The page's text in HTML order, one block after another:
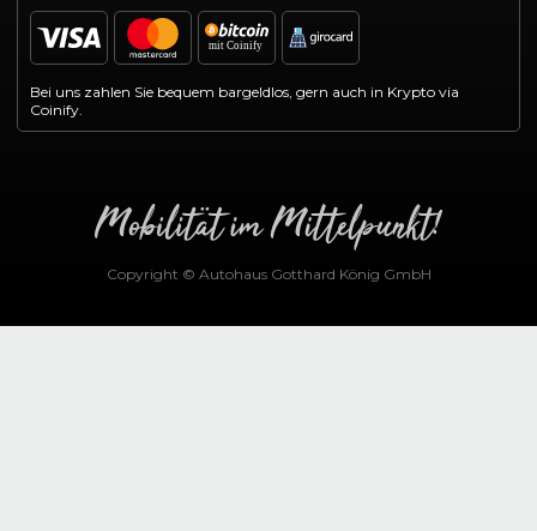
Bei uns zahlen Sie bequem bargeldlos, gern auch in Krypto via
Coinify.
Copyright © Autohaus Gotthard König GmbH